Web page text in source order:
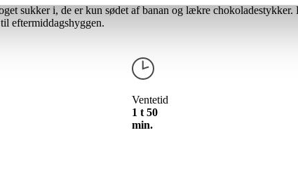
sukker i, de er kun sødet af banan og lækre
eftermiddagshyggen.
Ventetid
1 t 50
min.